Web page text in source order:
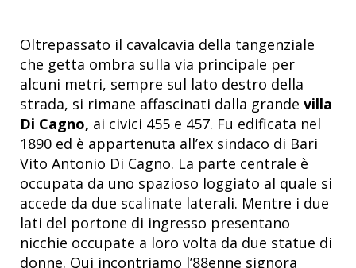
Oltrepassato il cavalcavia della tangenziale
che getta ombra sulla via principale per
alcuni metri, sempre sul lato destro della
strada, si rimane affascinati dalla grande villa
Di Cagno, ai civici 455 e 457. Fu edificata nel
1890 ed è appartenuta all’ex sindaco di Bari
Vito Antonio Di Cagno. La parte centrale è
occupata da uno spazioso loggiato al quale si
accede da due scalinate laterali. Mentre i due
lati del portone di ingresso presentano
nicchie occupate a loro volta da due statue di
donne. Qui incontriamo l’88enne signora